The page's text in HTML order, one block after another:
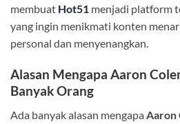
membuat Hot51 menjadi platform
yang ingin menikmati konten
personal dan menyenangkan.
Alasan Mengapa Aaron
Banyak Orang
Ada banyak alasan mengapa Aaron